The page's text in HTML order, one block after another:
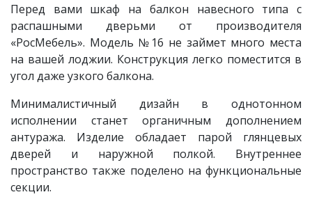
Перед вами шкаф на балкон навесного типа с
распашными дверьми от производителя
«РосМебель». Модель №16 не займет много места
на вашей лоджии. Конструкция легко поместится в
угол даже узкого балкона.
Минималистичный дизайн в однотонном
исполнении станет органичным дополнением
антуража. Изделие обладает парой глянцевых
дверей и наружной полкой. Внутреннее
пространство также поделено на функциональные
секции.